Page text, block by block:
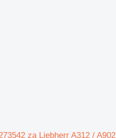
za Liebherr A312 / A902